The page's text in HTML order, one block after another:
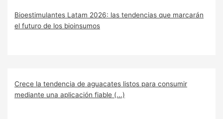
Bioestimulantes Latam 2026: las tendencias que marcarán
el futuro de los bioinsumos
Crece la tendencia de aguacates listos para consumir
mediante una aplicación fiable (...)